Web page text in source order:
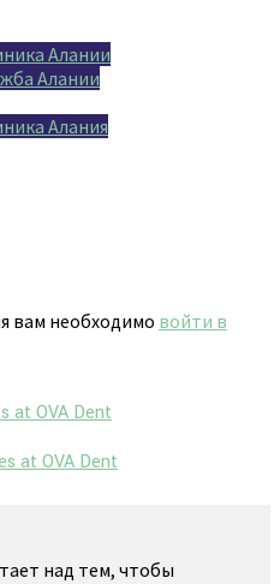
Алании
Алании
Алания
вам необходимо войти в
at OVA Dent
at OVA Dent
над тем, чтобы